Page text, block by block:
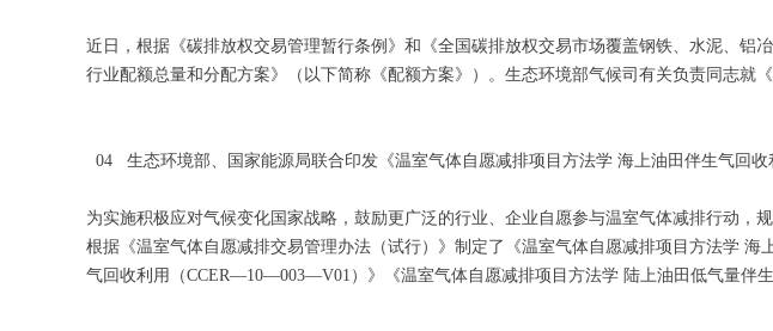
近日，根据《碳排放权交易管理暂行条例》和《全国碳排放权交易市场覆盖钢铁、水泥、铝
行业配额总量和分配方案》（以下简称《配额方案》）。生态环境部气候司有关负责同志就
04 生态环境部、国家能源局联合印发《温室气体自愿减排项目方法学 海上油田伴生气回
为实施积极应对气候变化国家战略，鼓励更广泛的行业、企业自愿参与温室气体减排行动
根据《温室气体自愿减排交易管理办法（试行）》制定了《温室气体自愿减排项目方法学
气回收利用（CCER—10—003—V01）》《温室气体自愿减排项目方法学 陆上油田低气量伴